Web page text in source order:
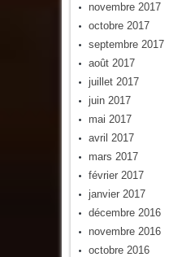
novembre 2017
octobre 2017
septembre 2017
août 2017
juillet 2017
juin 2017
mai 2017
avril 2017
mars 2017
février 2017
janvier 2017
décembre 2016
novembre 2016
octobre 2016